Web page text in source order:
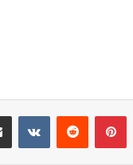
بينتيريست